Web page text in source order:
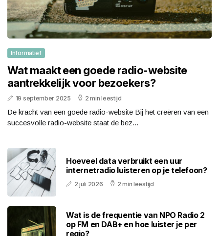
Informatief
Wat maakt een goede radio-website
aantrekkelijk voor bezoekers?
19 september 2025 2 min leestijd
De kracht van een goede radio-website Bij het creëren van een
succesvolle radio-website staat de bez...
Hoeveel data verbruikt een uur
internetradio luisteren op je telefoon?
2 juli 2026 2 min leestijd
Wat is de frequentie van NPO Radio 2
op FM en DAB+ en hoe luister je per
regio?